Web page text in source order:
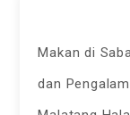
Makan di
dan